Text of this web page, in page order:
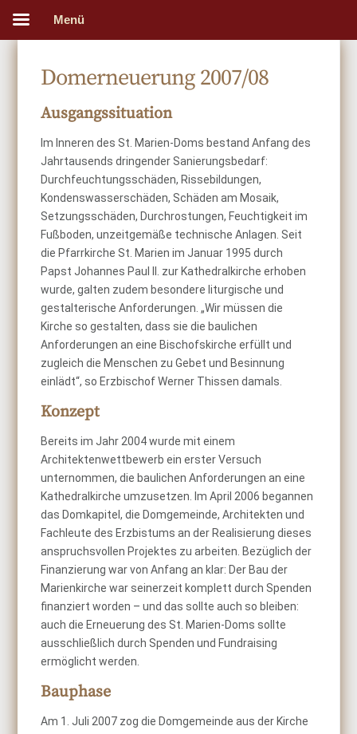
Domerneuerung 2007/08
Ausgangssituation
Im Inneren des St. Marien-Doms bestand Anfang des
Jahrtausends dringender Sanierungsbedarf:
Durchfeuchtungsschäden, Rissebildungen,
Kondenswasserschäden, Schäden am Mosaik,
Setzungsschäden, Durchrostungen, Feuchtigkeit im
Fußboden, unzeitgemäße technische Anlagen. Seit
die Pfarrkirche St. Marien im Januar 1995 durch
Papst Johannes Paul II. zur Kathedralkirche erhoben
wurde, galten zudem besondere liturgische und
gestalterische Anforderungen. „Wir müssen die
Kirche so gestalten, dass sie die baulichen
Anforderungen an eine Bischofskirche erfüllt und
zugleich die Menschen zu Gebet und Besinnung
einlädt“, so Erzbischof Werner Thissen damals.
Konzept
Bereits im Jahr 2004 wurde mit einem
Architektenwettbewerb ein erster Versuch
unternommen, die baulichen Anforderungen an eine
Kathedralkirche umzusetzen. Im April 2006 begannen
das Domkapitel, die Domgemeinde, Architekten und
Fachleute des Erzbistums an der Realisierung dieses
anspruchsvollen Projektes zu arbeiten. Bezüglich der
Finanzierung war von Anfang an klar: Der Bau der
Marienkirche war seinerzeit komplett durch Spenden
finanziert worden – und das sollte auch so bleiben:
auch die Erneuerung des St. Marien-Doms sollte
ausschließlich durch Spenden und Fundraising
ermöglicht werden.
Bauphase
Am 1. Juli 2007 zog die Domgemeinde aus der Kirche
Menü